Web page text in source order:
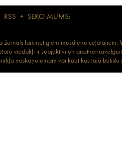
RSS • SEKO MUMS:
laikmetīgiem mūsdienu
viedokļi ir subjektīvi un
noskaņojumam vai kaut kas tajā